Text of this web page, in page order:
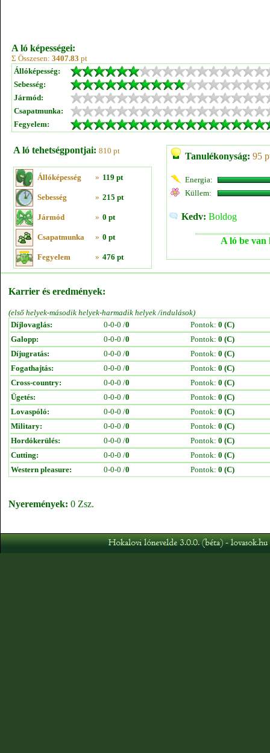
A ló képességei:
Σ Összesen: 3407.83 pt
Állóképesség:
Sebesség:
Jármód:
Csapatmunka:
Fegyelem:
A ló tehetségpontjai: 810 pt
Állóképesség » 119 pt
Sebesség » 215 pt
Jármód » 0 pt
Csapatmunka » 0 pt
Fegyelem » 476 pt
Tanulékonyság: 95
Energia:
Küllem:
Kedv: Boldog
A ló be van
Karrier és eredmények:
(első helyek-második helyek-harmadik helyek /indulások)
Díjlovaglás:
0-0-0 /0 Pontok: 0 (C)
Galopp:
0-0-0 /0 Pontok: 0 (C)
Díjugratás:
0-0-0 /0 Pontok: 0 (C)
Fogathajtás:
0-0-0 /0 Pontok: 0 (C)
Cross-country:
0-0-0 /0 Pontok: 0 (C)
Ügetés:
0-0-0 /0 Pontok: 0 (C)
Lovaspóló:
0-0-0 /0 Pontok: 0 (C)
Military:
0-0-0 /0 Pontok: 0 (C)
Hordókerülés:
0-0-0 /0 Pontok: 0 (C)
Cutting:
0-0-0 /0 Pontok: 0 (C)
Western pleasure:
0-0-0 /0 Pontok: 0 (C)
Nyeremények: 0 Zsz.